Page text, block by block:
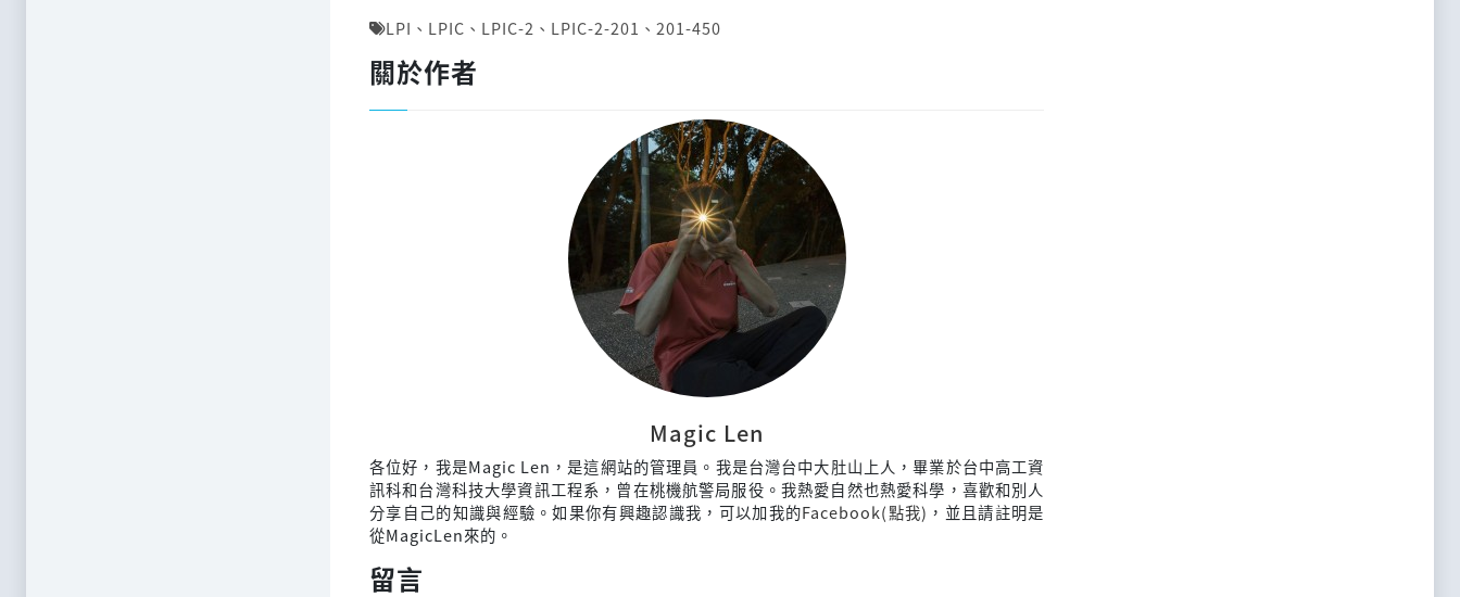
LPI 、 LPIC 、 LPIC-2 、 LPIC-2-201 、 201-450
關於作者
Magic Len
各位好，我是Magic Len，是這網站的管理員。我是台灣台中大肚山上人，畢業於台中高工資
訊科和台灣科技大學資訊工程系，曾在桃機航警局服役。我熱愛自然也熱愛科學，喜歡和別人
分享自己的知識與經驗。如果你有興趣認識我，可以加我的Facebook(點我) ，並且請註明是
從MagicLen來的。
留言